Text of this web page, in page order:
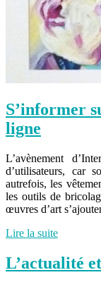
S’informer
ligne
L’avènement
d’utilisateurs, car
autrefois, les
les outils de
œuvres d’art
Lire la suite
L’actualité